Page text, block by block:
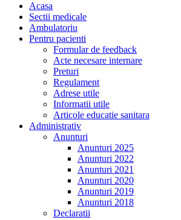
Acasa
Sectii medicale
Ambulatoriu
Pentru pacienti
Formular de feedback
Acte necesare internare
Preturi
Regulament
Adrese utile
Informatii utile
Articole educatie sanitara
Administrativ
Anunturi
Anunturi 2025
Anunturi 2022
Anunturi 2021
Anunturi 2020
Anunturi 2019
Anunturi 2018
Declaratii